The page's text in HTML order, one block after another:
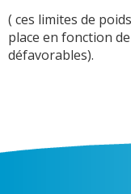
( ces limites de
place en fonction
défavorables).